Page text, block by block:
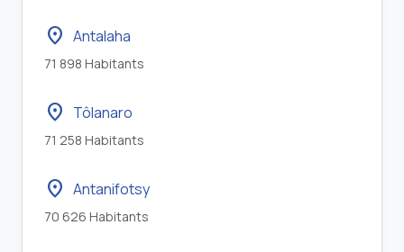
location_on Antalaha
71 898 Habitants
location_on Tôlanaro
71 258 Habitants
location_on Antanifotsy
70 626 Habitants